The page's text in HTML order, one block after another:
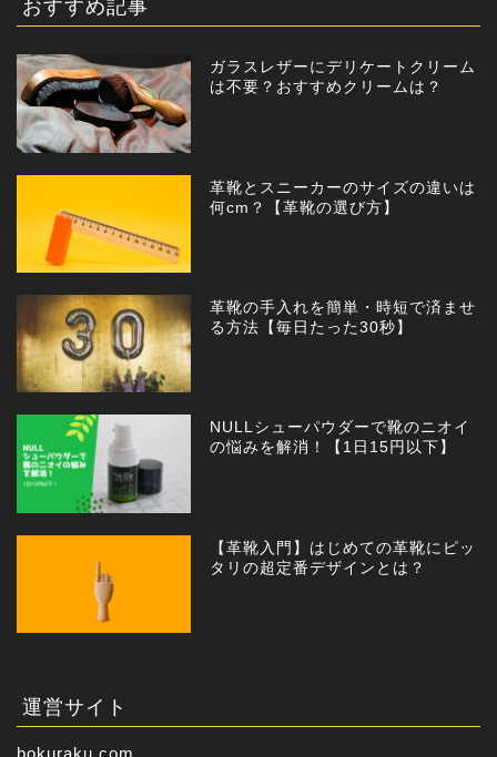
おすすめ記事
ガラスレザーにデリケートクリーム
は不要？おすすめクリームは？
革靴とスニーカーのサイズの違いは
何cm？【革靴の選び方】
革靴の手入れを簡単・時短で済ませ
る方法【毎日たった30秒】
NULLシューパウダーで靴のニオイ
の悩みを解消！【1日15円以下】
【革靴入門】はじめての革靴にピッ
タリの超定番デザインとは？
運営サイト
bokuraku.com